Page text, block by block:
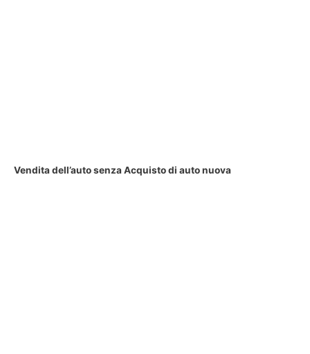
Vendita dell’auto senza Acquisto di auto nuova